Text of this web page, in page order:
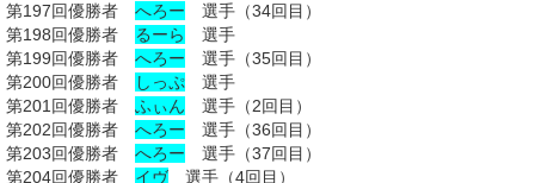
第197回優勝者 へろー 選手（34回目）
第198回優勝者 るーら
選手
第199回優勝者 へろー 選手（35回目）
第200回優勝者
しっぷ 選手
第201回優勝者 ふぃん 選手（2回目）
第202回優勝者 へろー 選手（36回目）
第203回優勝者 へろー 選手（37回目）
第204回優勝者 イヴ 選手（4回目）